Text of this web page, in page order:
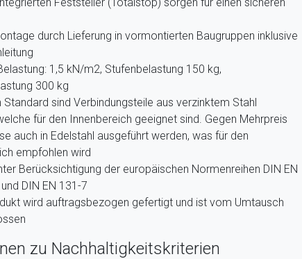
durch Lieferung in vormontierten Baugruppen inklusive
1,5 kN/m2, Stufenbelastung 150 kg,
300 kg
Standard sind Verbindungsteile aus verzinktem Stahl
für den Innenbereich geeignet sind. Gegen Mehrpreis
auch in Edelstahl ausgeführt werden, was für den
empfohlen wird
Berücksichtigung der europäischen Normenreihen DIN EN
DIN EN 131-7
wird auftragsbezogen gefertigt und ist vom Umtausch
zu Nachhaltigkeitskriterien